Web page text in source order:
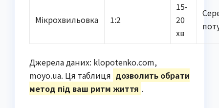
Мікрохвильовка 1:2
15-
20
хв
Джерела даних: klopotenko.com,
moyo.ua. Ця таблиця дозволить обрати
метод під ваш ритм життя .